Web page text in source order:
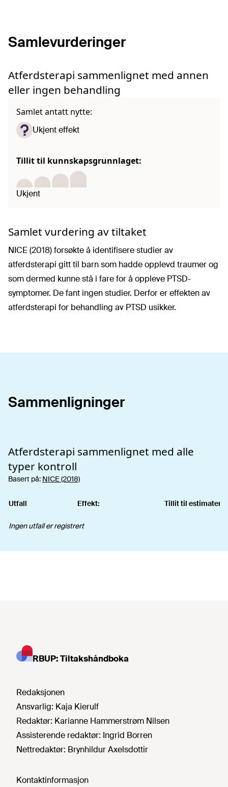
Samlevurderinger
Atferdsterapi sammenlignet med annen
eller ingen behandling
Samlet antatt nytte:
Ukjent effekt
Tillit til kunnskapsgrunnlaget:
Ukjent
Samlet vurdering av tiltaket
NICE (2018) forsøkte å identifisere studier av
atferdsterapi gitt til barn som hadde opplevd traumer og
som dermed kunne stå i fare for å oppleve PTSD-
symptomer. De fant ingen studier. Derfor er effekten av
atferdsterapi for behandling av PTSD usikker.
Sammenligninger
Atferdsterapi sammenlignet med alle
typer kontroll
Basert på: NICE (2018)
Utfall Effekt: Tillit til estimatene
Ingen utfall er registrert
RBUP: Tiltakshåndboka
Redaksjonen
Ansvarlig: Kaja Kierulf
Redaktør: Karianne Hammerstrøm Nilsen
Assisterende redaktør: Ingrid Borren
Nettredaktør: Brynhildur Axelsdottir
Kontaktinformasjon